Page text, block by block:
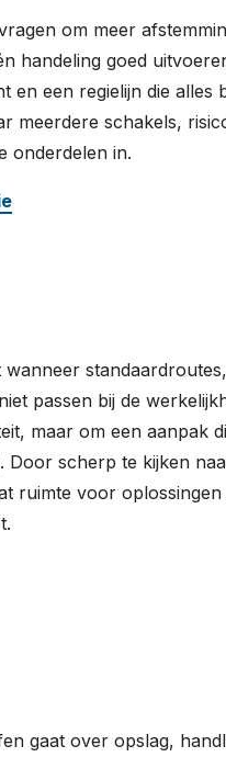
om meer
handeling goed
en een regielijn die
meerdere schakels,
onderdelen in.
passen bij de
maar om een aanpak
Door scherp te kijken
ruimte voor
gaat over opslag,